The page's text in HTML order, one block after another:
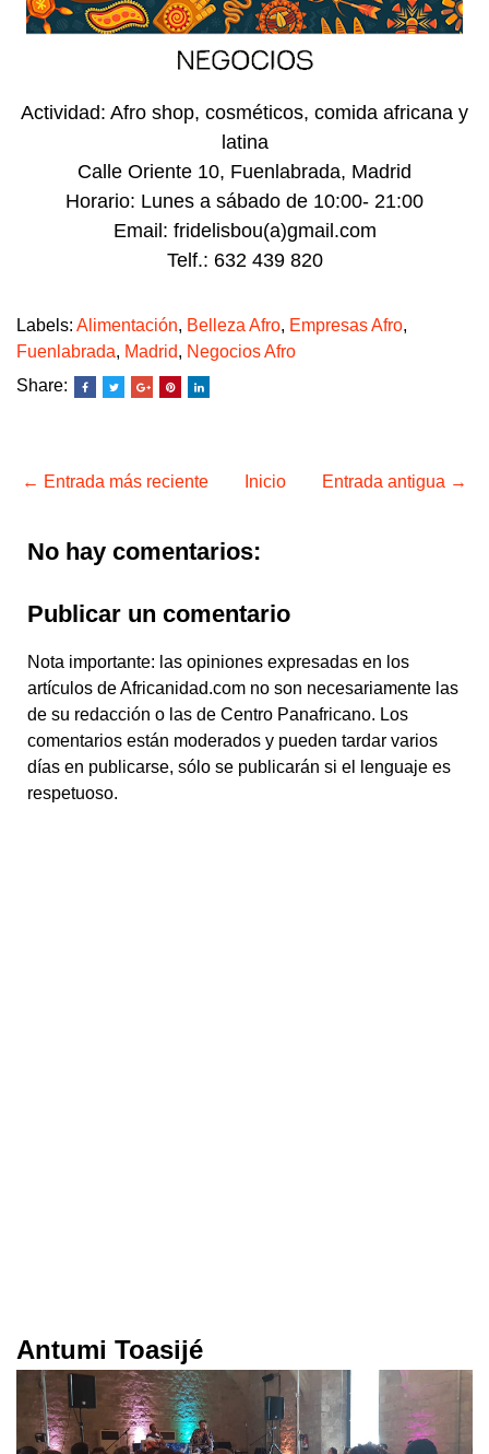
Actividad: Afro shop, cosméticos, comida africana y
latina
Calle Oriente 10, Fuenlabrada, Madrid
Horario: Lunes a sábado de 10:00- 21:00
Email: fridelisbou(a)gmail.com
Telf.: 632 439 820
Labels: Alimentación, Belleza Afro, Empresas Afro,
Fuenlabrada, Madrid, Negocios Afro
Share:
← Entrada más reciente Entrada antigua →
Inicio
No hay comentarios:
Publicar un comentario
Nota importante: las opiniones expresadas en los
artículos de Africanidad.com no son necesariamente las
de su redacción o las de Centro Panafricano. Los
comentarios están moderados y pueden tardar varios
días en publicarse, sólo se publicarán si el lenguaje es
respetuoso.
Antumi Toasijé